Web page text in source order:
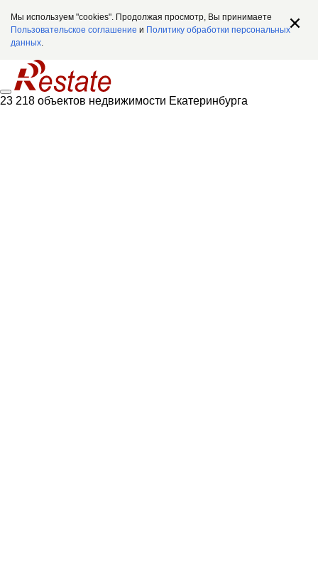
Мы используем "cookies". Продолжая просмотр, Вы принимаете
Пользовательское соглашение и Политику обработки персональных
данных.
23 218 объектов недвижимости Екатеринбурга